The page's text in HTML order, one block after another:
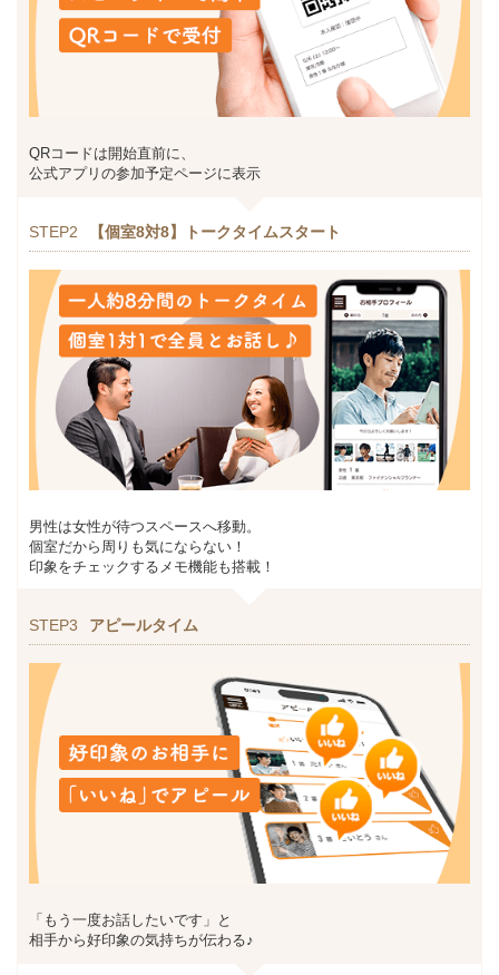
QRコードは開始直前に、
公式アプリの参加予定ページに表示
STEP2 【個室8対8】トークタイムスタート
男性は女性が待つスペースへ移動。
個室だから周りも気にならない！
印象をチェックするメモ機能も搭載！
STEP3 アピールタイム
「もう一度お話したいです」と
相手から好印象の気持ちが伝わる♪